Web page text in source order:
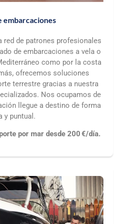
embarcaciones
red de patrones profesionales
de embarcaciones a vela o
como por la costa
ofrecemos soluciones
terrestre gracias a nuestra
Nos ocupamos de
llegue a destino de forma
y puntual.
por mar desde 200 €/día.